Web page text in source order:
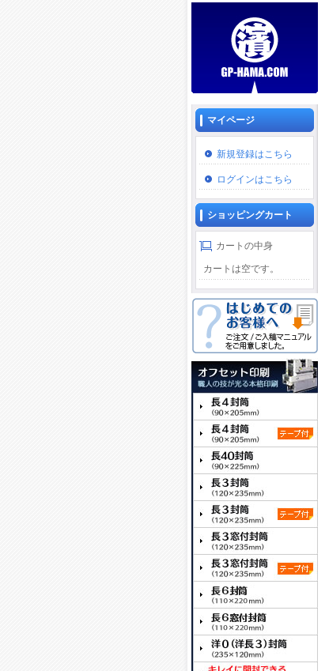
マイページ
新規登録はこちら
ログインはこちら
ショッピングカート
カートの中身
カートは空です。